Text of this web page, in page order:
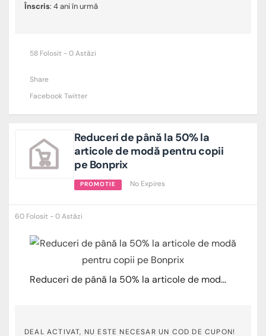
Înscris: 4 ani în urmă
58 Folosit - 0 Astăzi
Share
FacebookTwitter
Reduceri de până la 50% la
articole de modă pentru copii
pe Bonprix
PROMOTIE No Expires
60 Folosit - 0 Astăzi
Reduceri de până la 50% la articole de modă pentru copii pe Bonprix
DEAL ACTIVAT, NU ESTE NECESAR UN COD DE CUPON!